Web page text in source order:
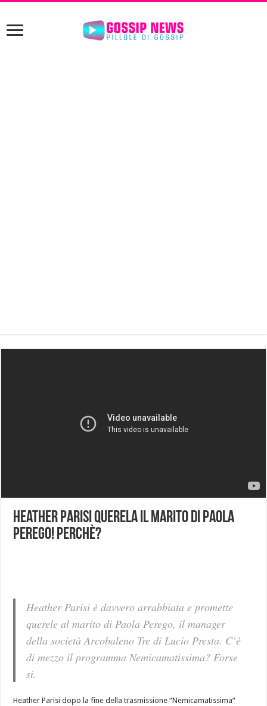
Heather Parisi querela il marito di Paola
Perego! Perchè?
Heather Parisi è davvero arrabbiata e promette
querele al marito di Paola Perego, il manager
della società Arcobaleno Tre di Lucio Presta. C’è
di mezzo il programma Nemicamatissima? Forse
si.
Heather Parisi dopo la fine della trasmissione “Nemicamatissima”